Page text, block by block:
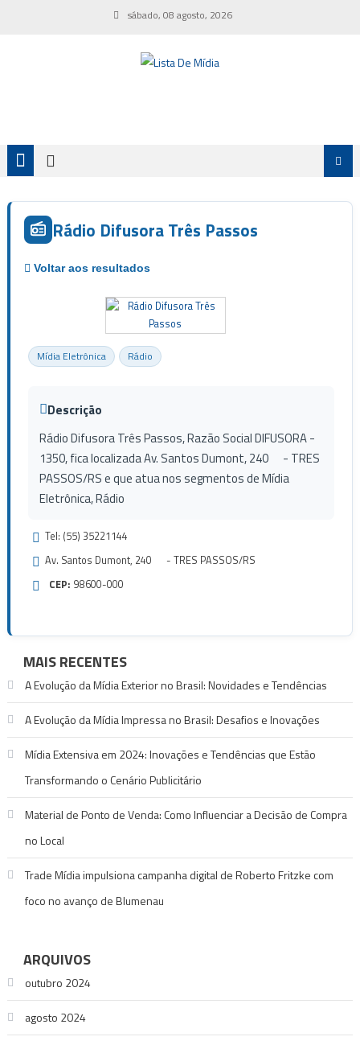
sábado, 08 agosto, 2026
Rádio Difusora Três Passos
Mídia Eletrônica Rádio
Descrição
Rádio Difusora Três Passos, Razão Social DIFUSORA -
1350, fica localizada Av. Santos Dumont, 240 - TRES
PASSOS/RS e que atua nos segmentos de Mídia
Eletrônica, Rádio
Tel: (55) 35221144
Av. Santos Dumont, 240 - TRES PASSOS/RS
CEP: 98600-000
MAIS RECENTES
A Evolução da Mídia Exterior no Brasil: Novidades e Tendências
A Evolução da Mídia Impressa no Brasil: Desafios e Inovações
Mídia Extensiva em 2024: Inovações e Tendências que Estão
Transformando o Cenário Publicitário
Material de Ponto de Venda: Como Influenciar a Decisão de Compra
no Local
Trade Mídia impulsiona campanha digital de Roberto Fritzke com
foco no avanço de Blumenau
ARQUIVOS
outubro 2024
agosto 2024